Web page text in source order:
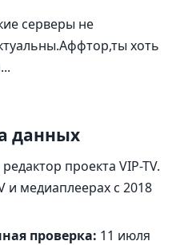
серверы не
хоть
данных
проекта VIP-TV.
и медиаплеерах с 2018
проверка: 11 июля